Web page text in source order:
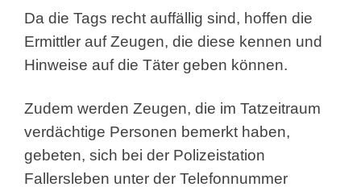
Da die Tags recht auffällig sind, hoffen die
Ermittler auf Zeugen, die diese kennen und
Hinweise auf die Täter geben können.
Zudem werden Zeugen, die im Tatzeitraum
verdächtige Personen bemerkt haben,
gebeten, sich bei der Polizeistation
Fallersleben unter der Telefonnummer